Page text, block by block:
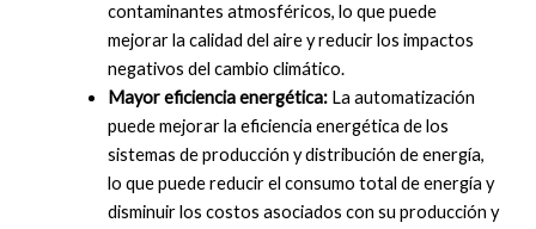
contaminantes atmosféricos, lo que puede
mejorar la calidad del aire y reducir los impactos
negativos del cambio climático.
Mayor eficiencia energética: La automatización
puede mejorar la eficiencia energética de los
sistemas de producción y distribución de energía,
lo que puede reducir el consumo total de energía y
disminuir los costos asociados con su producción y